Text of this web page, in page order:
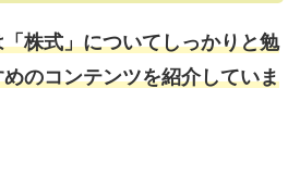
株式」についてしっかりと勉
のコンテンツを紹介していま